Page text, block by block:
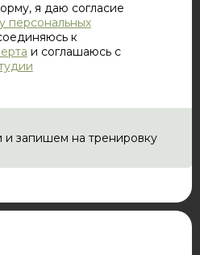
я даю согласие
персональных
к
и соглашаюсь с
запишем на тренировку